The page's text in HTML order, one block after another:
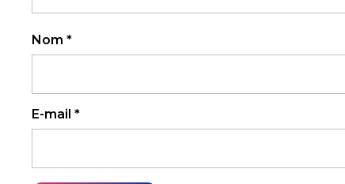
Nom *
E-mail *